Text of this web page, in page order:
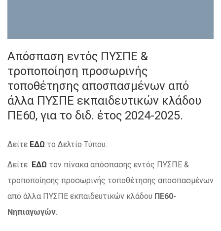
Απόσπαση εντός ΠΥΣΠΕ &
τροποποίηση προσωρινής
τοποθέτησης αποσπασμένων από
άλλα ΠΥΣΠΕ εκπαιδευτικών κλάδου
ΠΕ60, για το διδ. έτος 2024-2025.
Δείτε ΕΔΩ το Δελτίο Τύπου.
Δείτε ΕΔΩ τον πίνακα απόσπασης εντός ΠΥΣΠΕ &
τροποποίησης προσωρινής τοποθέτησης αποσπασμένων
από άλλα ΠΥΣΠΕ εκπαιδευτικών κλάδου ΠΕ60-
Νηπιαγωγών.